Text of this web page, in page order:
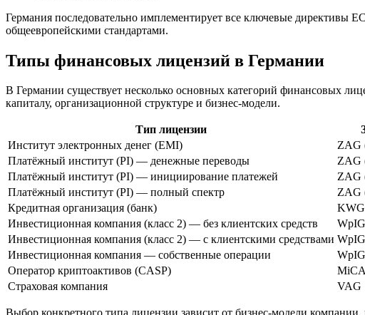
Германия последовательно имплементирует все ключевые директивы
общеевропейскими стандартами.
Типы финансовых лицензий в Германии
В Германии существует несколько основных категорий финансовых
капиталу, организационной структуре и бизнес-модели.
Тип лицензии
Институт электронных денег (EMI)
ZAG
Платёжный институт (PI) — денежные переводы
ZAG
Платёжный институт (PI) — инициирование платежей
ZAG
Платёжный институт (PI) — полный спектр
ZAG
Кредитная организация (банк)
Инвестиционная компания (класс 2) — без клиентских средств
Инвестиционная компания (класс 2) — с клиентскими средствами
Инвестиционная компания — собственные операции
Оператор криптоактивов (CASP)
Страховая компания
VAG